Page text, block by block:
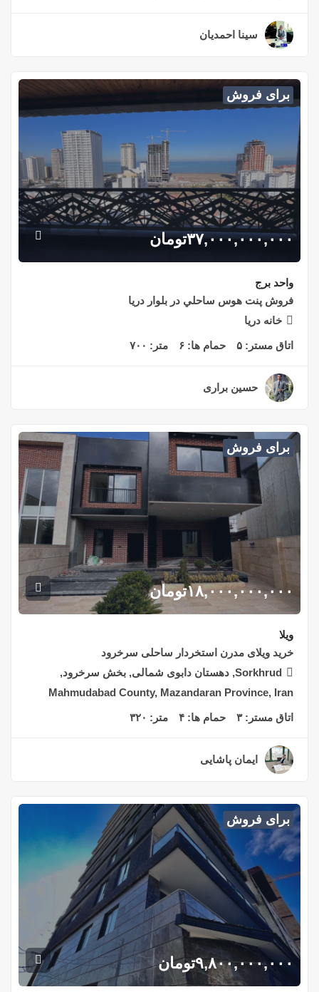
سینا احمدیان
برای فروش
۳۷,۰۰۰,۰۰۰,۰۰۰تومان
واحد برج
فروش پنت هوس ساحلي در بلوار دريا
خانه دريا
اتاق مستر: ۵ حمام ها: ۶ متر: ۷۰۰
حسین براری
برای فروش
۱۸,۰۰۰,۰۰۰,۰۰۰تومان
ویلا
خرید ویلای مدرن استخردار ساحلی سرخرود
Sorkhrud, دهستان دابوی شمالی, بخش سرخرود,
Mahmudabad County, Mazandaran Province, Iran
اتاق مستر:۳ حمام ها: ۴ متر: ۳۲۰
ایمان پاشایی
برای فروش
۹,۸۰۰,۰۰۰,۰۰۰تومان